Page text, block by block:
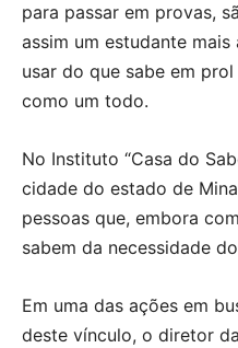
para passar em provas,
assim um estudante
usar do que sabe em
como um todo.
No Instituto “Casa do
cidade do estado de
pessoas que, embora
sabem da necessidade
Em uma das ações em
deste vínculo, o diretor